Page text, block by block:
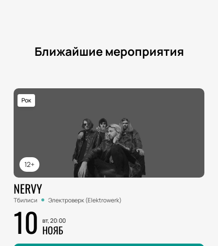
Ближайшие мероприятия
12+
Рок
NERVY
Тбилиси Электроверк (Elektrowerk)
10 вт, 20:00
НОЯБ